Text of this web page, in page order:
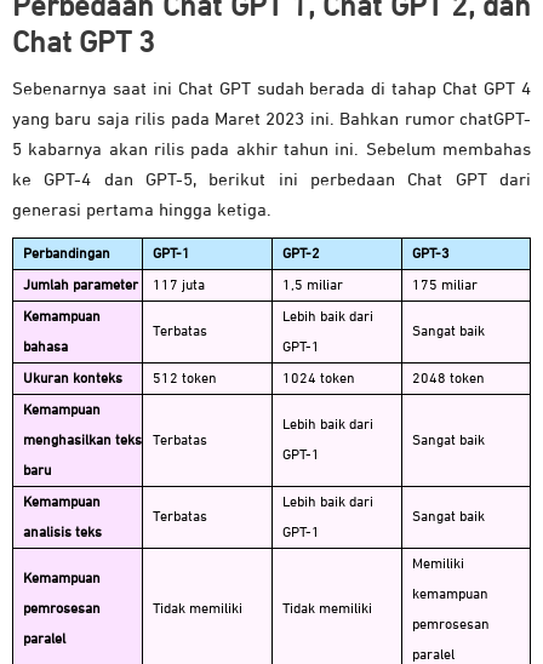
Perbedaan Chat GPT 1, Chat GPT 2, dan
Chat GPT 3
Sebenarnya saat ini Chat GPT sudah berada di tahap Chat GPT 4
yang baru saja rilis pada Maret 2023 ini. Bahkan rumor chatGPT-
5 kabarnya akan rilis pada akhir tahun ini. Sebelum membahas
ke GPT-4 dan GPT-5, berikut ini perbedaan Chat GPT dari
generasi pertama hingga ketiga.
Perbandingan GPT-1 GPT-2 GPT-3
Jumlah parameter 117 juta 1,5 miliar 175 miliar
Kemampuan
bahasa
Terbatas
Lebih baik dari
GPT-1
Sangat baik
Ukuran konteks 512 token 1024 token 2048 token
Kemampuan
menghasilkan teks
baru
Terbatas
Lebih baik dari
GPT-1
Sangat baik
Kemampuan
analisis teks
Terbatas
Lebih baik dari
GPT-1
Sangat baik
Kemampuan
pemrosesan
paralel
Tidak memiliki Tidak memiliki
Memiliki
kemampuan
pemrosesan
paralel